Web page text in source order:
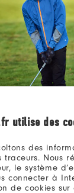
utilise des
des
traceurs. Nous
le système
connecter à
de cookies
- Look #2